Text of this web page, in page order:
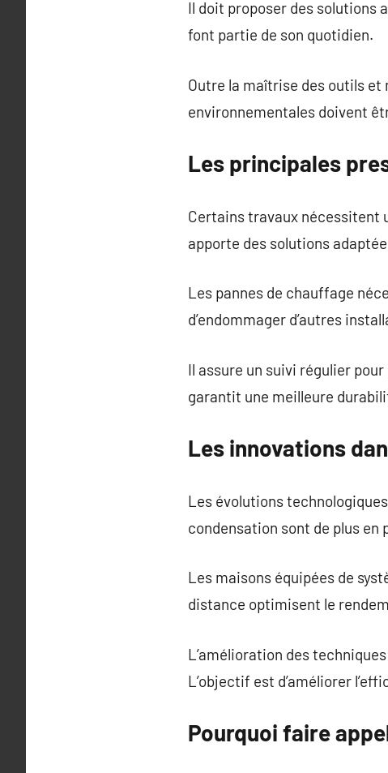
Il doit proposer des solutions
font partie de son quotidien.
Outre la maîtrise des outils et
environnementales doivent
Les principales
Certains travaux nécessitent
apporte des solutions
Les pannes de chauffage
d’endommager d’autres
Il assure un suivi régulier
garantit une meilleure
Les innovations
Les évolutions
condensation sont de plus en
Les maisons équipées de
distance optimisent le
L’amélioration des
L’objectif est d’améliorer
Pourquoi faire